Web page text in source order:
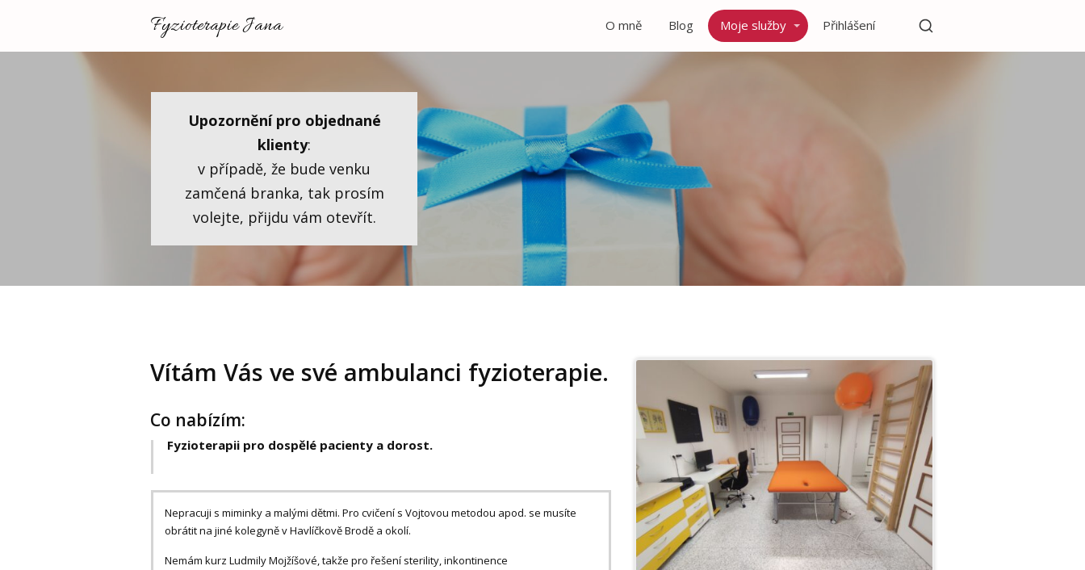
Fyzioterapie Jana O mně Blog Moje služby Přihlášení
Upozornění pro objednané
klienty:
v případě, že bude venku
zamčená branka, tak prosím
volejte, přijdu vám otevřít.
Vítám Vás ve své ambulanci fyzioterapie.
Co nabízím:
Fyzioterapii pro dospělé pacienty a dorost.
Nepracuji s miminky a malými dětmi. Pro cvičení s Vojtovou metodou apod. se musíte
obrátit na jiné kolegyně v Havlíčkově Brodě a okolí.
Nemám kurz Ludmily Mojžíšové, takže pro řešení sterility, inkontinence